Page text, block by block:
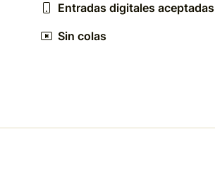
Entradas digitales aceptadas
Sin colas